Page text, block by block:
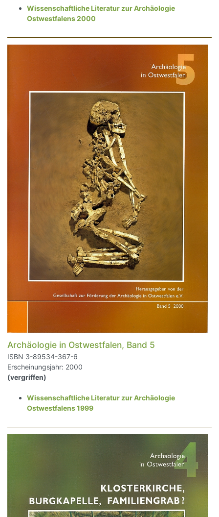
Wissenschaftliche Literatur zur Archäologie
Ostwestfalens 2000
Archäologie in Ostwestfalen, Band 5
ISBN 3-89534-367-6
Erscheinungsjahr: 2000
(vergriffen)
Wissenschaftliche Literatur zur Archäologie
Ostwestfalens 1999